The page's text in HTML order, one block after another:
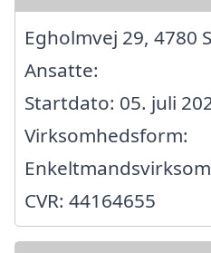
Egholmvej 29, 4780
Ansatte:
Startdato: 05. juli
Virksomhedsform:
CVR: 44164655